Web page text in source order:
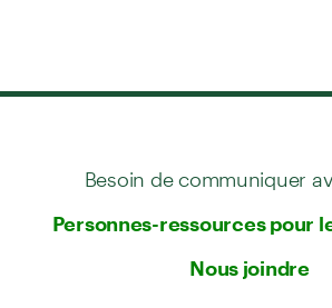
Besoin de communiquer
Personnes-ressources pour
Nous joindre